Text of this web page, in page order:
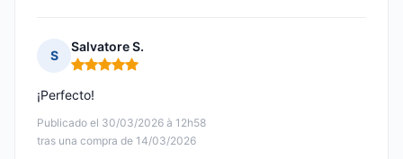
S
Salvatore S.
Nota: 5 de 5
Publicado el 30/03/2026 à 12h58
tras una compra de 14/03/2026
¡Perfecto!